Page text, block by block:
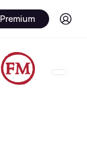
Premium Log in